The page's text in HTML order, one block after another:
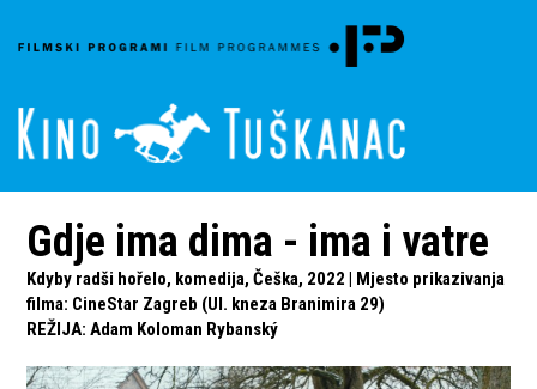
Gdje ima dima - ima i vatre
Kdyby radši hořelo, komedija, Češka, 2022 | Mjesto prikazivanja
filma: CineStar Zagreb (Ul. kneza Branimira 29)
REŽIJA: Adam Koloman Rybanský